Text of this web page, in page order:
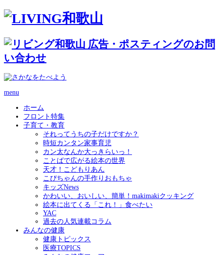
menu
ホーム
フロント特集
子育て・教育
それってうちの子だけですか？
時短カンタン家事育児
カン太なんか大っきらいっ！
ことばで広がる絵本の世界
天才！こどもりあん
こぴちゃんの手作りおもちゃ
キッズNews
かわいい、おいしい、簡単！makimakiクッキング
絵本に出てくる「これ！」食べたい
YAC
過去の人気連載コラム
みんなの健康
健康トピックス
医療TOPICS